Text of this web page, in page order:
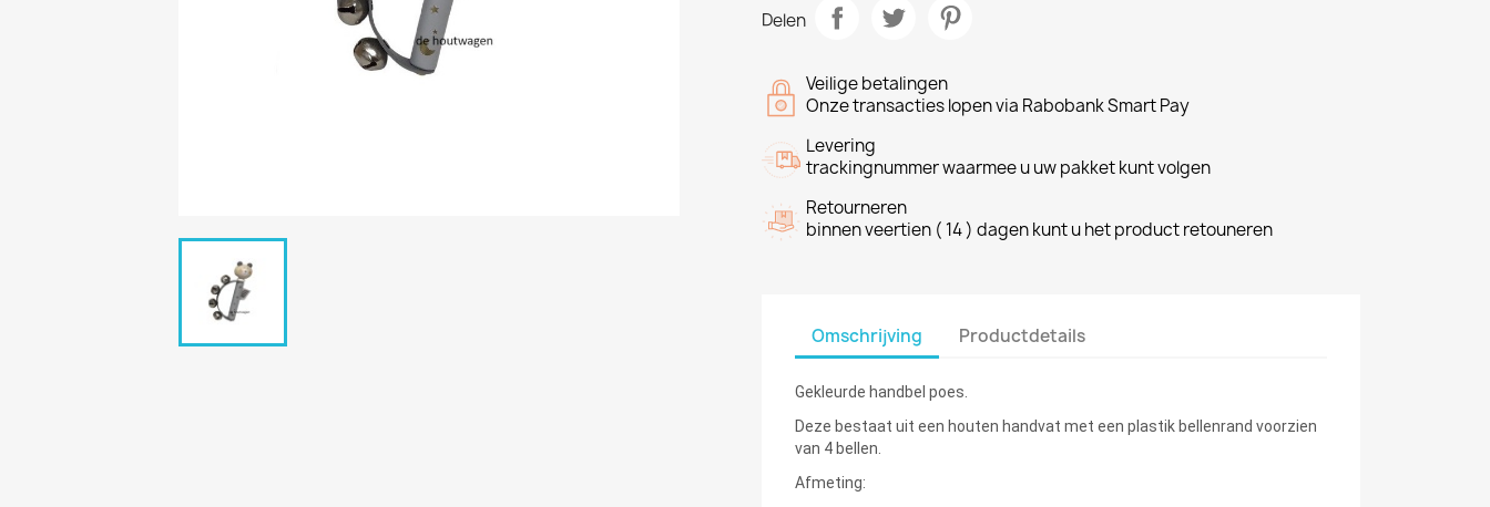
Delen
Veilige betalingen
Onze transacties lopen via Rabobank Smart Pay
Levering
trackingnummer waarmee u uw pakket kunt volgen
Retourneren
binnen veertien ( 14 ) dagen kunt u het product retouneren
Omschrijving Productdetails
Gekleurde handbel poes.
Deze bestaat uit een houten handvat met een plastik bellenrand voorzien
van 4 bellen.
Afmeting: